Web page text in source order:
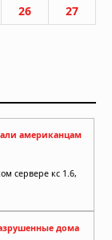
26
27
американцам
сервере кс 1.6,
дома